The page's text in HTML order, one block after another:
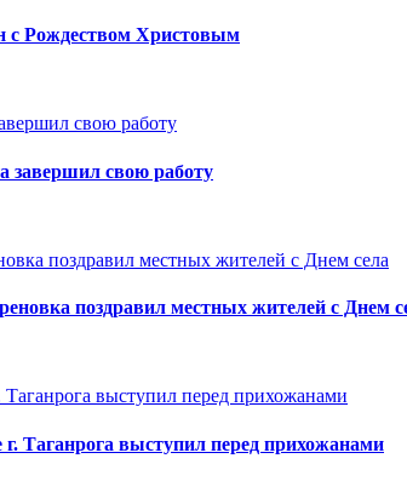
с Рождеством Христовым
завершил свою работу
поздравил местных жителей с Днем
Таганрога выступил перед прихожанами